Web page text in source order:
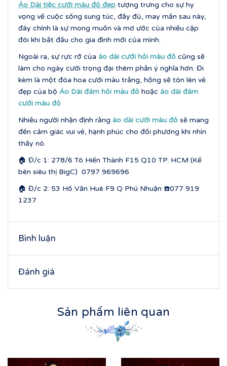
Áo Dài tiệc cưới màu đỏ đẹp tượng trưng cho sự hy
vọng về cuộc sống sung túc, đầy đủ, may mắn sau này,
đây chính là sự mong muốn và mơ ước của nhiều cặp
đôi khi bắt đầu cho gia đình mới của mình.
Ngoài ra, sự rực rỡ của áo dài cưới hỏi màu đỏ cũng sẽ
làm cho ngày cưới trọng đại thêm phần ý nghĩa hơn. Đi
kèm là một đóa hoa cưới màu trắng, hồng sẽ tôn lên vẻ
đẹp của bộ Áo Dài đám hỏi màu đỏ hoặc áo dài đám
cưới màu đỏ
Nhiều người nhận định rằng áo dài cưới màu đỏ sẽ mang
đến cảm giác vui vẻ, hạnh phúc cho đối phương khi nhìn
thấy nó.
🏠 Đ/c 1: 278/6 Tô Hiến Thành F15 Q10 TP. HCM (Kế
bên siêu thị BigC) 0797 969696
🏠 Đ/c 2: 53 Hồ Văn Huê F9 Q Phú Nhuận ☎️077 919
1237
Bình luận
Đánh giá
Sản phẩm liên quan